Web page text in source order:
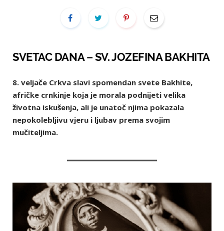
SVETAC DANA – SV. JOZEFINA BAKHITA
8. veljače Crkva slavi spomendan svete Bakhite,
afričke crnkinje koja je morala podnijeti velika
životna iskušenja, ali je unatoč njima pokazala
nepokolebljivu vjeru i ljubav prema svojim
mučiteljima.